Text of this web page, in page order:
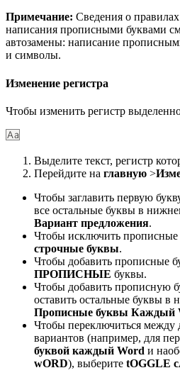
Примечание: Сведения о
написания прописными буквами
автозамены: написание
и символы.
Изменение регистра
Чтобы изменить регистр
Выделите текст, регистр
Перейдите на главную >
Чтобы заглавить первую
все остальные буквы в
Вариант предложения.
Чтобы исключить прописные
строчные буквы.
Чтобы добавить прописные
ПРОПИСНЫЕ буквы.
Чтобы добавить прописную
оставить остальные буквы в
Прописные буквы Каждый
Чтобы переключиться между
вариантов (например, для
буквой каждый Word и
wORD), выберите tOGGLE